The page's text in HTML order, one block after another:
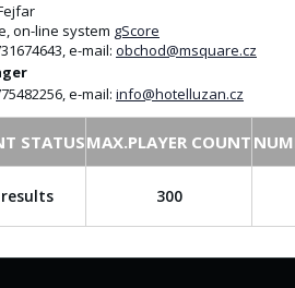
on-line system gScore
e-mail: obchod@msquare.cz
e-mail: info@hotelluzan.cz
STATUSMAX.PLAYER COUNT
300